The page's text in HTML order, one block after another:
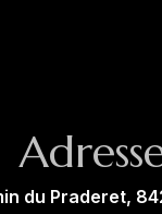
du Praderet,